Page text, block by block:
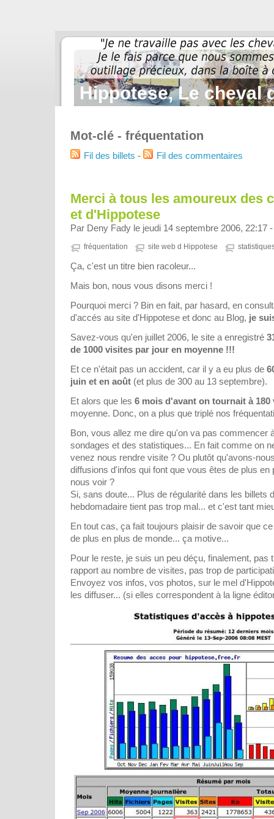
Hippotese, Le cheval
Mot-clé - fréquentation
Fil des billets - Fil des commentaires
Merci à tous les amoureux des
et d'Hippotese
Par Deny Fady le jeudi 14 septembre 2006, 22:17
fréquentation site web d Hippotese
Ça, c'est un titre bien racoleur...
Mais bon, nous vous disons merci !
Pourquoi merci ? Bin en fait, par hasard, en
d'accés au site d'Hippotese et donc au Blog, je
Savez-vous qu'en juillet 2006, le site a enregistré
de 1000 visites par jour en moyenne !!!
Et ce n'était pas un accident, car il y a eu plus de
juin et en août (et plus de 300 au 13 septembre).
Et alors que les 6 mois d'avant on tournait à
moyenne. Donc, on a plus que triplé nos
Bon, vous allez me dire qu'on va pas commencer
sondages et des statistiques... En fait comme on
venez nous rendre visite ? Ou plutôt qu'avons-
diffusions d'infos qui font que vous êtes de plus en
nous voir ?
Si, sans doute... Plus de régularité dans les billets
hebdomadaire tient pas trop mal... et c'est tant
En tout cas, ça fait toujours plaisir de savoir que
de plus en plus de monde... ça motive...
Pour le reste, je suis un peu déçu, finalement, pas
rapport au nombre de visites, pas trop de
Envoyez vos infos, vos photos, sur le mel
les diffuser... (si elles correspondent à la ligne